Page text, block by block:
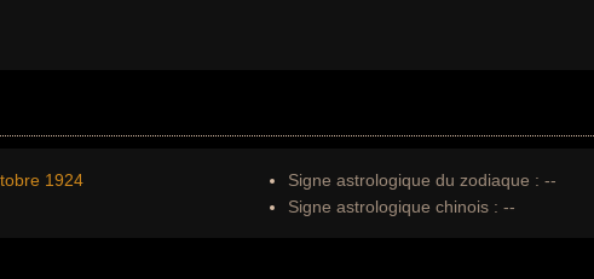
1924
Signe astrologique du zodiaque : --
Signe astrologique chinois : --